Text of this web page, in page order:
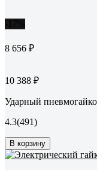
8 656 ₽
10 388 ₽
Ударный
4.3(491)
В корзину